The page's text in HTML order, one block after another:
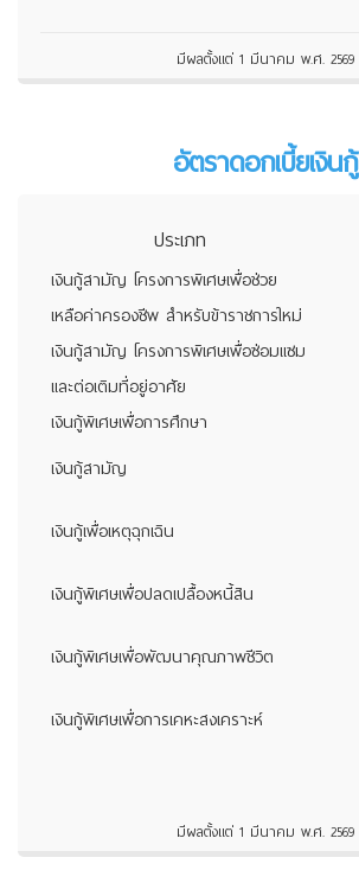
มีผลตั้งแต่ 1 มีนาคม พ.ศ. 2569
อัตราดอกเบี้ยเงินกู้
ประเภท
เงินกู้สามัญ โครงการพิเศษเพื่อช่วย
เหลือค่าครองชีพ สำหรับข้าราชการใหม่
เงินกู้สามัญ โครงการพิเศษเพื่อซ่อมแซม
และต่อเติมที่อยู่อาศัย
เงินกู้พิเศษเพื่อการศึกษา
เงินกู้สามัญ
เงินกู้เพื่อเหตุฉุกเฉิน
เงินกู้พิเศษเพื่อปลดเปลื้องหนี้สิน
เงินกู้พิเศษเพื่อพัฒนาคุณภาพชีวิต
เงินกู้พิเศษเพื่อการเคหะสงเคราะห์
มีผลตั้งแต่ 1 มีนาคม พ.ศ. 2569